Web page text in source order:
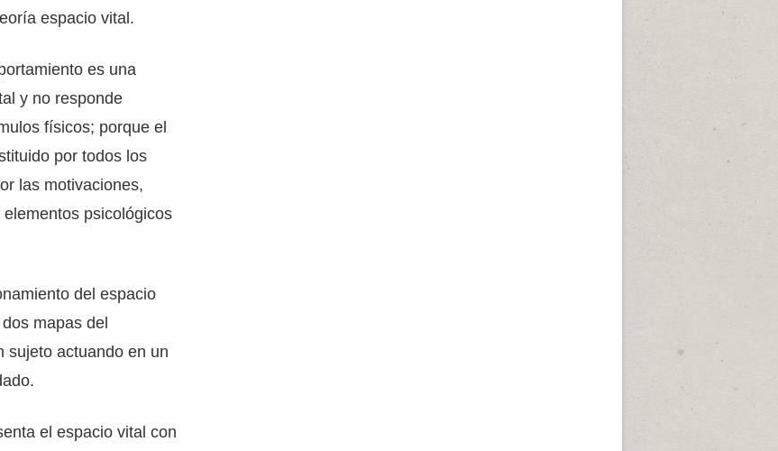
espacio vital.
es una
y no responde
físicos; porque el
por todos los
las motivaciones,
psicológicos
del espacio
mapas del
sujeto actuando en un
el espacio vital con